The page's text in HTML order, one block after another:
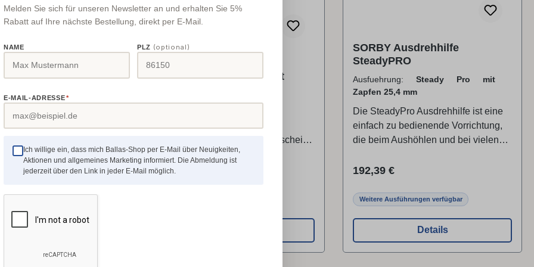
mit einstellbarem
Daten Zapfen-Ø 16 mm
(entsprechende Adapter
erhältlich!)Verstellung 170
mmSchwenkbar 0 - 90 GradEURO-
Aufnahme Ø 43 mm
24-
Scheibe mit
mit Untergestell und
(mit Zahlenprägung).
Regulärer Preis:
180,88 € (4.99% gespart)
Details
DRECHSELMEISTER
Teileinrichtung 24-Schritt
Teileinrichtung passt dank der
universellen Bankbett-Klemmscheibe
auf praktisch alle gängigen
Drechselbänke.Bei einem
Lieferumfang ist eine 24-Schritt
Regulärer Preis:
175,32 €
SORBY Ausdrehhilfe
SteadyPRO
Ausfuehrung: Steady Pro mit
Zapfen 25,4 mm
Die SteadyPro Ausdrehhilfe ist eine
einfach zu bedienende Vorrichtung,
die beim Aushöhlen und bei vielen
zusätzliche Unterstützung für das
Vibrationen und Rattern und ist mit
erhältlich, wodurch sie in die
Handauflage der meisten
Drechselbänke passt. Die
Regulärer Preis:
192,39 €
Weitere Ausführungen verfügbar
Details
Melden Sie sich für unseren Newsletter an und erhalten Sie 5%
Rabatt auf Ihre nächste Bestellung, direkt per E-Mail.
NAME PLZ (optional)
E-MAIL-ADRESSE*
Ich willige ein, dass mich Ballas-Shop per E-Mail über Neuigkeiten,
Aktionen und allgemeines Marketing informiert. Die Abmeldung ist
jederzeit über den Link in jeder E-Mail möglich.